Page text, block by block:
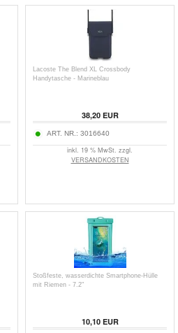
Lacoste The Blend XL Crossbody
Handytasche - Marineblau
38,20EUR
ART. NR.: 3016640
inkl. 19 % MwSt. zzgl.
VERSANDKOSTEN
Stoßfeste, wasserdichte Smartphone-Hülle
mit Riemen - 7.2"
10,10EUR